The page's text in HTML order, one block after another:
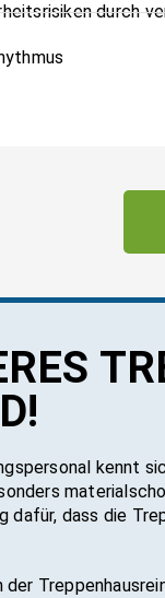
durch
kennt
dafür, dass die
der